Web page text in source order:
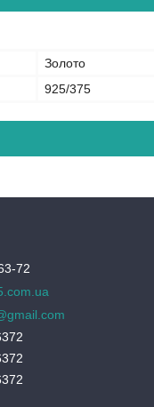
Золото
925/375
72